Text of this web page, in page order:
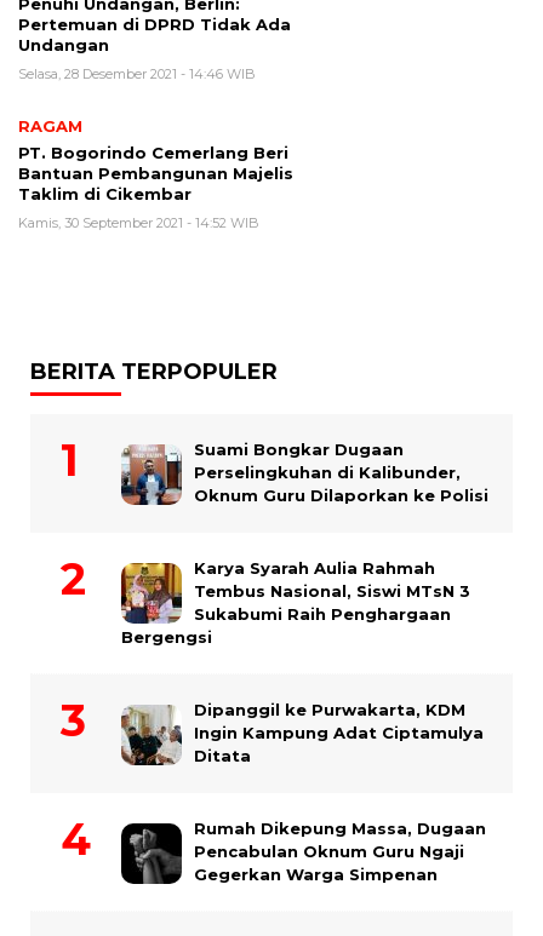
Penuhi Undangan, Berlin:
Pertemuan di DPRD Tidak Ada
Undangan
Selasa, 28 Desember 2021 - 14:46 WIB
RAGAM
PT. Bogorindo Cemerlang Beri
Bantuan Pembangunan Majelis
Taklim di Cikembar
Kamis, 30 September 2021 - 14:52 WIB
BERITA TERPOPULER
Suami Bongkar Dugaan
Perselingkuhan di Kalibunder,
Oknum Guru Dilaporkan ke Polisi
Karya Syarah Aulia Rahmah
Tembus Nasional, Siswi MTsN 3
Sukabumi Raih Penghargaan
Bergengsi
Dipanggil ke Purwakarta, KDM
Ingin Kampung Adat Ciptamulya
Ditata
Rumah Dikepung Massa, Dugaan
Pencabulan Oknum Guru Ngaji
Gegerkan Warga Simpenan